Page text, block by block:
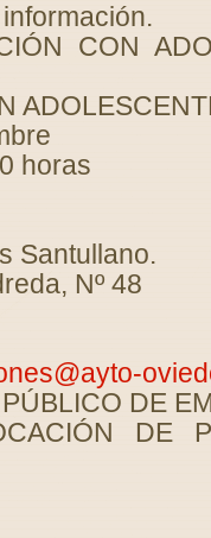
CON
horas
Santullano.
Nº 48
DE
DE